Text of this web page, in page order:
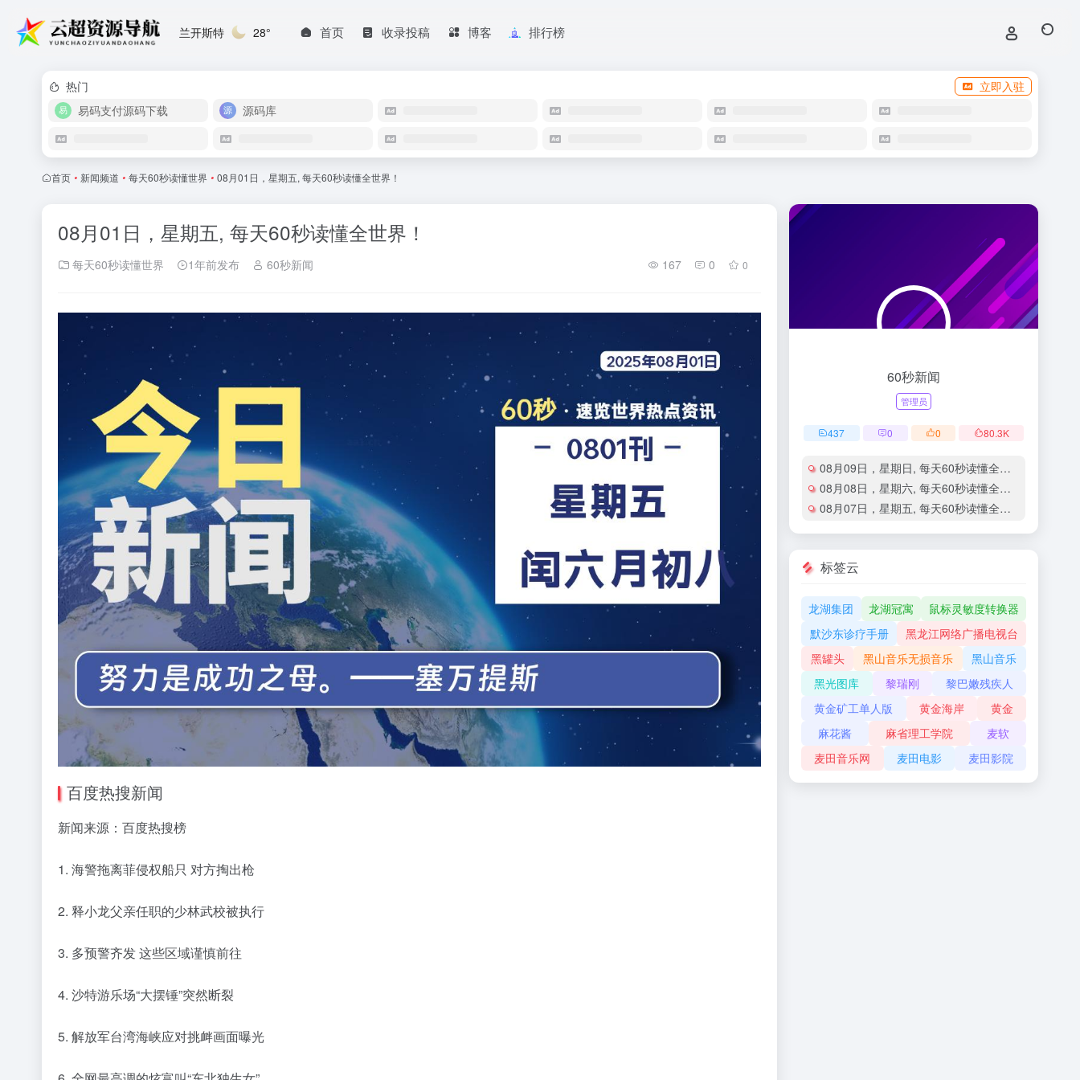
兰开斯特 28° 首页 收录投稿 博客 排行榜
热门
立即入驻
易码支付源码下载
源码库
首页 • 新闻频道 • 每天60秒读懂世界 • 08月01日，星期五, 每天60秒读懂全世界！
08月01日，星期五, 每天60秒读懂全世界！
每天60秒读懂世界 1年前发布 60秒新闻 167 0 0
百度热搜新闻
新闻来源：百度热搜榜
1. 海警拖离菲侵权船只 对方掏出枪
2. 释小龙父亲任职的少林武校被执行
3. 多预警齐发 这些区域谨慎前往
4. 沙特游乐场“大摆锤”突然断裂
5. 解放军台湾海峡应对挑衅画面曝光
60秒新闻
管理员
437 0 0 80.3K
08月09日，星期日, 每天60秒读懂全世界！
08月08日，星期六, 每天60秒读懂全世界！
08月07日，星期五, 每天60秒读懂全世界！
标签云
龙湖集团 龙湖冠寓
鼠标灵敏度转换器
默沙东诊疗手册
黑龙江网络广播电视台
黑罐头
黑山音乐无损音乐
黑山音乐
黑光图库
黎瑞刚
黎巴嫩残疾人
黄金矿工单人版
黄金海岸
黄金
麻花酱
麻省理工学院
麦软
麦田音乐网
麦田电影 麦田影院